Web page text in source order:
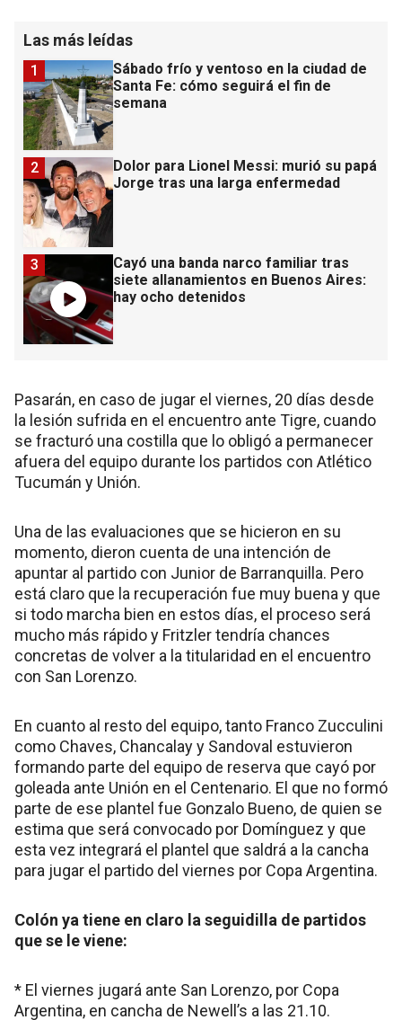
Las más leídas
Sábado frío y ventoso en la ciudad de
Santa Fe: cómo seguirá el fin de
semana
1
Dolor para Lionel Messi: murió su papá
Jorge tras una larga enfermedad
2
Cayó una banda narco familiar tras
siete allanamientos en Buenos Aires:
hay ocho detenidos
3
Pasarán, en caso de jugar el viernes, 20 días desde
la lesión sufrida en el encuentro ante Tigre, cuando
se fracturó una costilla que lo obligó a permanecer
afuera del equipo durante los partidos con Atlético
Tucumán y Unión.
Una de las evaluaciones que se hicieron en su
momento, dieron cuenta de una intención de
apuntar al partido con Junior de Barranquilla. Pero
está claro que la recuperación fue muy buena y que
si todo marcha bien en estos días, el proceso será
mucho más rápido y Fritzler tendría chances
concretas de volver a la titularidad en el encuentro
con San Lorenzo.
En cuanto al resto del equipo, tanto Franco Zucculini
como Chaves, Chancalay y Sandoval estuvieron
formando parte del equipo de reserva que cayó por
goleada ante Unión en el Centenario. El que no formó
parte de ese plantel fue Gonzalo Bueno, de quien se
estima que será convocado por Domínguez y que
esta vez integrará el plantel que saldrá a la cancha
para jugar el partido del viernes por Copa Argentina.
Colón ya tiene en claro la seguidilla de partidos
que se le viene:
* El viernes jugará ante San Lorenzo, por Copa
Argentina, en cancha de Newell’s a las 21.10.